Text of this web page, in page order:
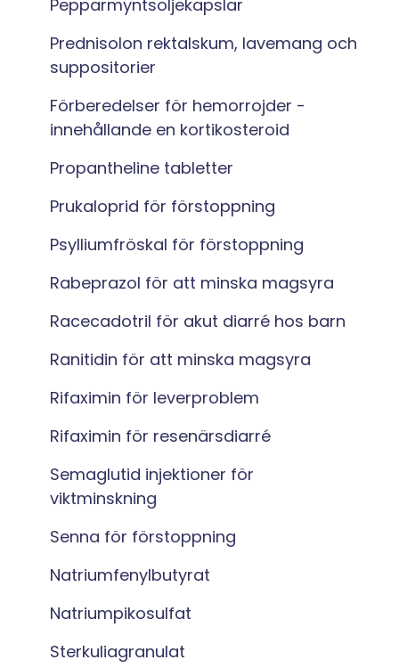
Pepparmyntsoljekapslar
Prednisolon rektalskum, lavemang och
suppositorier
Förberedelser för hemorrojder -
innehållande en kortikosteroid
Propantheline tabletter
Prukaloprid för förstoppning
Psylliumfröskal för förstoppning
Rabeprazol för att minska magsyra
Racecadotril för akut diarré hos barn
Ranitidin för att minska magsyra
Rifaximin för leverproblem
Rifaximin för resenärsdiarré
Semaglutid injektioner för
viktminskning
Senna för förstoppning
Natriumfenylbutyrat
Natriumpikosulfat
Sterkuliagranulat